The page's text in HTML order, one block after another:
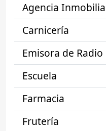
Agencia
Carnicería
Emisora de Radio
Escuela
Farmacia
Frutería